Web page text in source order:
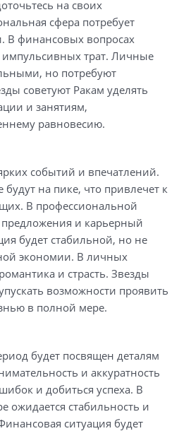
на своих
сфера потребует
В финансовых вопросах
импульсивных трат. Личные
но потребуют
советуют Ракам уделять
и занятиям,
равновесию.
событий и впечатлений.
на пике, что привлечет к
В профессиональной
и карьерный
будет стабильной, но не
экономии. В личных
и страсть. Звезды
возможности проявить
в полной мере.
будет посвящен деталям
и аккуратность
и добиться успеха. В
ожидается стабильность и
ситуация будет